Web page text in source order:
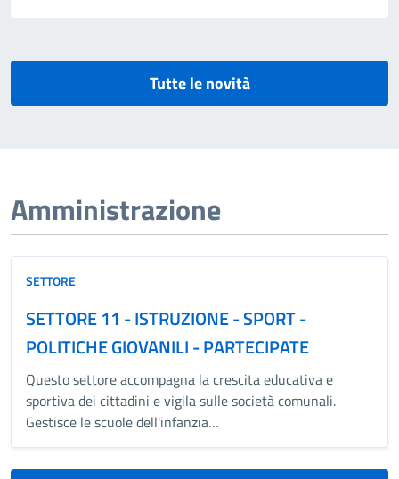
Tutte le novità
Amministrazione
SETTORE
SETTORE 11 - ISTRUZIONE - SPORT -
POLITICHE GIOVANILI - PARTECIPATE
Questo settore accompagna la crescita educativa e
sportiva dei cittadini e vigila sulle società comunali.
Gestisce le scuole dell'infanzia…